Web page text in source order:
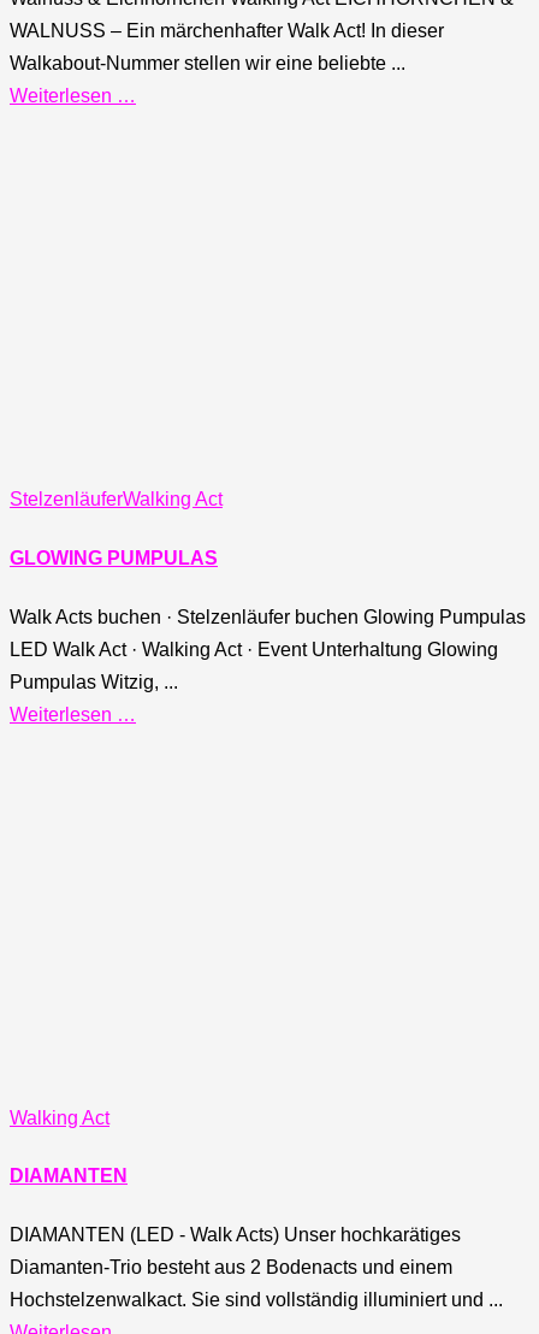
WALNUSS – Ein märchenhafter Walk Act! In dieser
Walkabout-Nummer stellen wir eine beliebte ...
Weiterlesen …
StelzenläuferWalking Act
GLOWING PUMPULAS
Walk Acts buchen · Stelzenläufer buchen Glowing Pumpulas
LED Walk Act · Walking Act · Event Unterhaltung Glowing
Pumpulas Witzig, ...
Weiterlesen …
Walking Act
DIAMANTEN
DIAMANTEN (LED - Walk Acts) Unser hochkarätiges
Diamanten-Trio besteht aus 2 Bodenacts und einem
Hochstelzenwalkact. Sie sind vollständig illuminiert und ...